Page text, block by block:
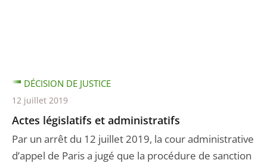
Actes législatifs et administratifs
Par un arrêt du 12 juillet 2019, la cour administrative
d’appel de Paris a jugé que la procédure de sanction
DÉCISION DE JUSTICE
12 juillet 2019